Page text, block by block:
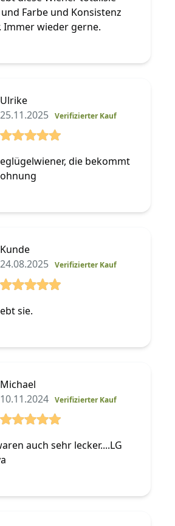
Farbe und Konsistenz
Immer wieder gerne.
Ulrike
25.11.2025 Verifizierter Kauf
die bekommt
Kunde
24.08.2025 Verifizierter Kauf
sie.
Michael
10.11.2024 Verifizierter Kauf
auch sehr lecker....LG